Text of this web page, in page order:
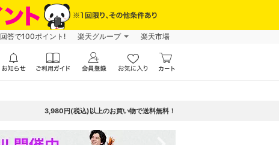
答で100ポイント! 楽天グループ 楽天市場
3,980円(税込)以上のお買い物で送料無料！